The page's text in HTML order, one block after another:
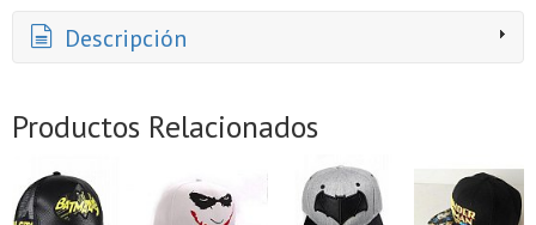
Descripción
Productos Relacionados